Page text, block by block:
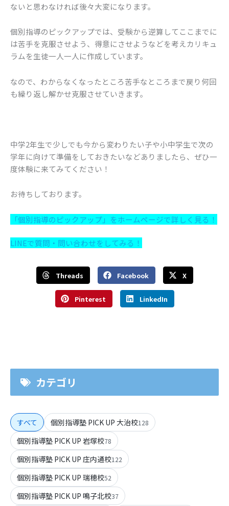
ないと思わなければ後々大変になります。
個別指導のピックアップでは、受験から逆算してここまでに
は苦手を克服させよう、得意にさせようなどを考えカリキュ
ラムを生徒一人一人に作成しています。
なので、わからなくなったところ苦手なところまで戻り何回
も繰り返し解かせ克服させていきます。
中学2年生で少しでも今から変わりたい子や小中学生で次の
学年に向けて準備をしておきたいなどありましたら、ぜひ一
度体験に来てみてください！
お待ちしております。
「個別指導のピックアップ」をホームページで詳しく見る！
LINEで質問・問い合わせをしてみる！
Threads Facebook X
Pinterest LinkedIn
カテゴリ
すべて 個別指導塾 PICK UP 大治校128
個別指導塾 PICK UP 岩塚校78
個別指導塾 PICK UP 庄内通校122
個別指導塾 PICK UP 瑞穂校52
個別指導塾 PICK UP 鳴子北校37